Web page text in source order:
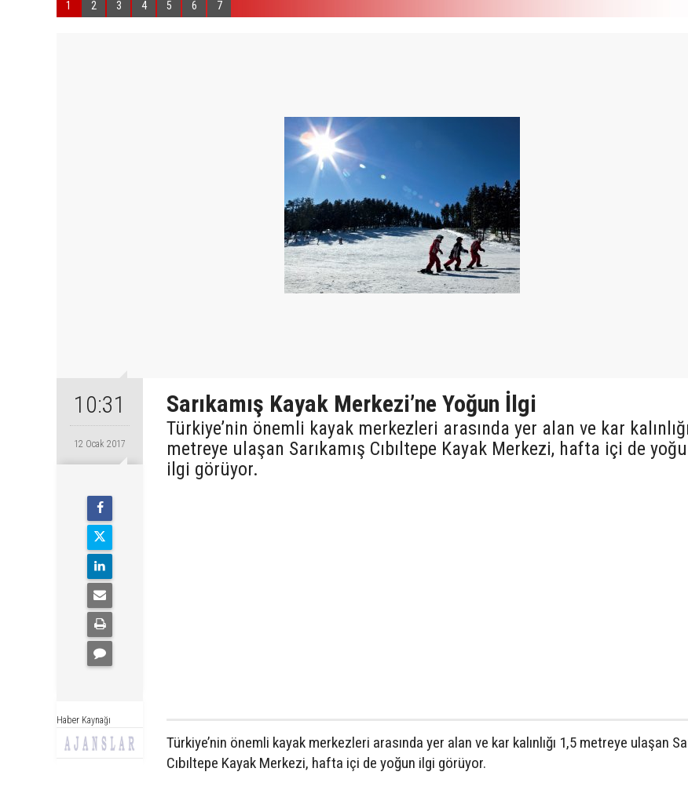
1 2 3 4 5 6 7
10:31
12 Ocak 2017
Haber Kaynağı
Sarıkamış Kayak Merkezi’ne Yoğun İlgi
Türkiye’nin önemli kayak merkezleri arasında yer alan ve kar
metreye ulaşan Sarıkamış Cıbıltepe Kayak Merkezi, hafta içi de
ilgi görüyor.
Türkiye’nin önemli kayak merkezleri arasında yer alan ve kar kalınlığı 1,5 metreye ulaşan
Cıbıltepe Kayak Merkezi, hafta içi de yoğun ilgi görüyor.